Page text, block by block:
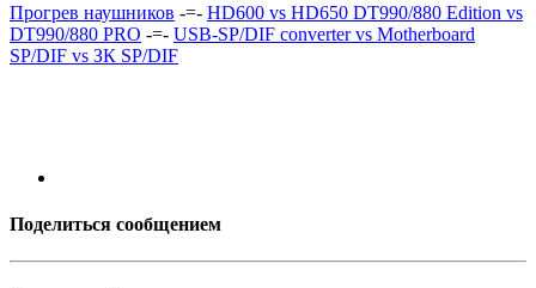
Прогрев наушников -=- HD600 vs HD650 DT990/880 Edition vs
DT990/880 PRO -=- USB-SP/DIF converter vs Motherboard
SP/DIF vs ЗК SP/DIF
Поделиться сообщением